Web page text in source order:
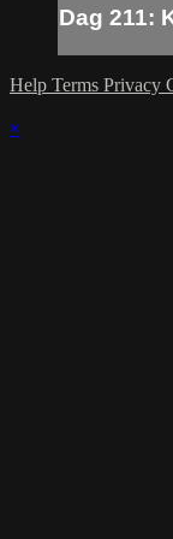
Dag 211:
Help Terms Privacy
×